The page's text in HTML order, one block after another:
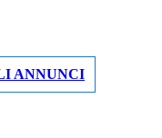
ANNUNCI